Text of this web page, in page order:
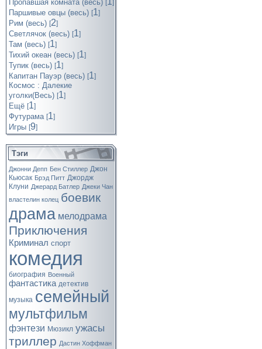
Пропавшая комната (весь) [ ]
Паршивые овцы (весь) [1]
Рим (весь) [2]
Светлячок (весь) [1]
Там (весь) [1]
Тихий океан (весь) [1]
Тупик (весь) [1]
Капитан Пауэр (весь) [1]
Космос : Далекие
уголки(Весь) [1]
Ещё [1]
Футурама [1]
Игры [9]
Тэги
Джонни Депп Бен Стиллер Джон
Кьюсак Брэд Питт Джордж
Клуни Джерард Батлер Джеки Чан
властелин колец боевик
драма мелодрама
Приключения
Криминал спорт
комедия
биография Военный
фантастика детектив
музыка семейный
мультфильм
фэнтези Мюзикл ужасы
триллер Дастин Хоффман